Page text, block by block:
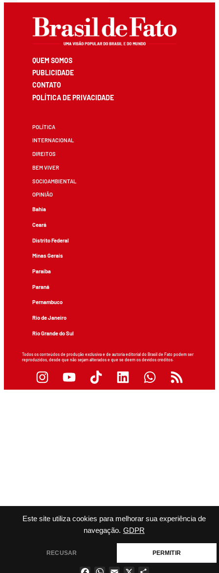
Este site utiliza cookies para melhorar sua experiência de
navegação. GDPR
RECUSAR PERMITIR
QUEM SOMOS
PUBLICIDADE
CONTATO
POLÍTICA DE PRIVACIDADE
POLÍTICA
INTERNACIONAL
DIREITOS
BEM VIVER
SOCIOAMBIENTAL
OPINIÃO
Bahia
Ceará
Distrito Federal
Minas Gerais
Paraíba
Paraná
Pernambuco
Rio de Janeiro
Rio Grande do Sul
Todos os conteúdos de produção exclusiva e de autoria editorial do Brasil de Fato podem ser
reproduzidos, desde que não sejam alterados e que se deem os devidos créditos.
FacebookWhatsApp
Email